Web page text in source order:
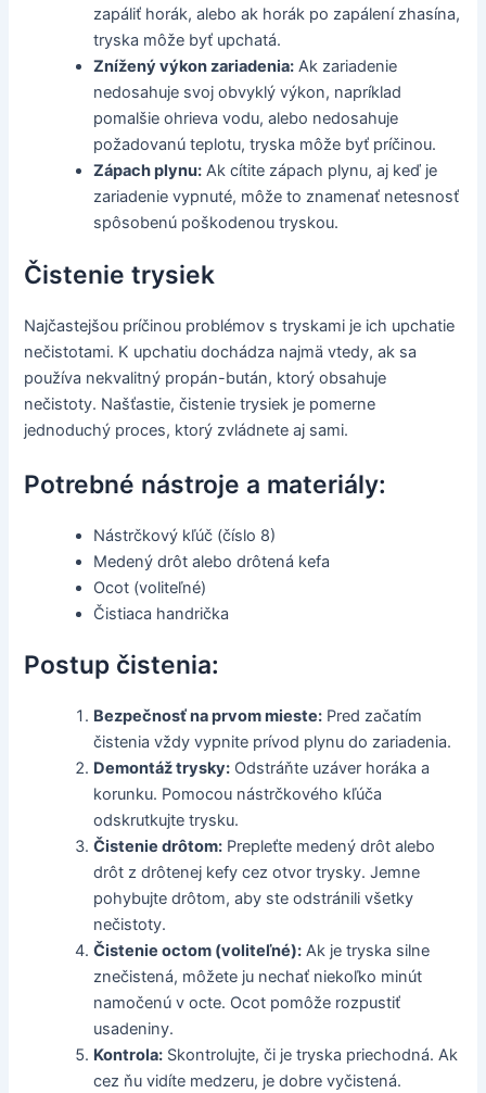
zapáliť horák, alebo ak horák po zapálení zhasína,
tryska môže byť upchatá.
Znížený výkon zariadenia: Ak zariadenie
nedosahuje svoj obvyklý výkon, napríklad
pomalšie ohrieva vodu, alebo nedosahuje
požadovanú teplotu, tryska môže byť príčinou.
Zápach plynu: Ak cítite zápach plynu, aj keď je
zariadenie vypnuté, môže to znamenať netesnosť
spôsobenú poškodenou tryskou.
Čistenie trysiek
Najčastejšou príčinou problémov s tryskami je ich upchatie
nečistotami. K upchatiu dochádza najmä vtedy, ak sa
používa nekvalitný propán-bután, ktorý obsahuje
nečistoty. Našťastie, čistenie trysiek je pomerne
jednoduchý proces, ktorý zvládnete aj sami.
Potrebné nástroje a materiály:
Nástrčkový kľúč (číslo 8)
Medený drôt alebo drôtená kefa
Ocot (voliteľné)
Čistiaca handrička
Postup čistenia:
Bezpečnosť na prvom mieste: Pred začatím
čistenia vždy vypnite prívod plynu do zariadenia.
Demontáž trysky: Odstráňte uzáver horáka a
korunku. Pomocou nástrčkového kľúča
odskrutkujte trysku.
Čistenie drôtom: Prepleťte medený drôt alebo
drôt z drôtenej kefy cez otvor trysky. Jemne
pohybujte drôtom, aby ste odstránili všetky
nečistoty.
Čistenie octom (voliteľné): Ak je tryska silne
znečistená, môžete ju nechať niekoľko minút
namočenú v octe. Ocot pomôže rozpustiť
usadeniny.
Kontrola: Skontrolujte, či je tryska priechodná. Ak
cez ňu vidíte medzeru, je dobre vyčistená.